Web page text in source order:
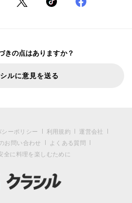
きの点はありますか？
ルに意見を送る
シーポリシー 利用規約
運営会社
お問い合わせ
よくある質問
全に料理を楽しむために